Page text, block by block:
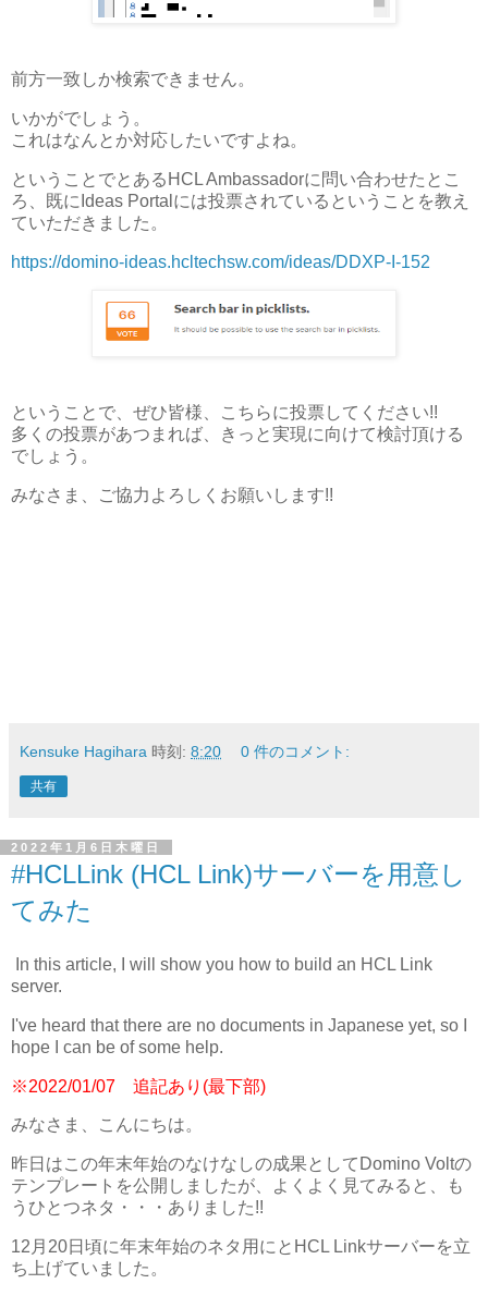
前方一致しか検索できません。
いかがでしょう。
これはなんとか対応したいですよね。
ということでとあるHCL Ambassadorに問い合わせたとこ
ろ、既にIdeas Portalには投票されているということを教え
ていただきました。
https://domino-ideas.hcltechsw.com/ideas/DDXP-I-152
ということで、ぜひ皆様、こちらに投票してください!!
多くの投票があつまれば、きっと実現に向けて検討頂ける
でしょう。
みなさま、ご協力よろしくお願いします!!
Kensuke Hagihara 時刻: 8:20 0 件のコメント:
共有
2022年1月6日木曜日
#HCLLink (HCL Link)サーバーを用意し
てみた
In this article, I will show you how to build an HCL Link
server.
I've heard that there are no documents in Japanese yet, so I
hope I can be of some help.
※2022/01/07 追記あり(最下部)
みなさま、こんにちは。
昨日はこの年末年始のなけなしの成果としてDomino Voltの
テンプレートを公開しましたが、よくよく見てみると、も
うひとつネタ・・・ありました!!
12月20日頃に年末年始のネタ用にとHCL Linkサーバーを立
ち上げていました。